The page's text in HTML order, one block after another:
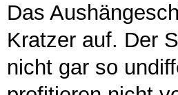
Das
Kratzer auf. Der
nicht gar so